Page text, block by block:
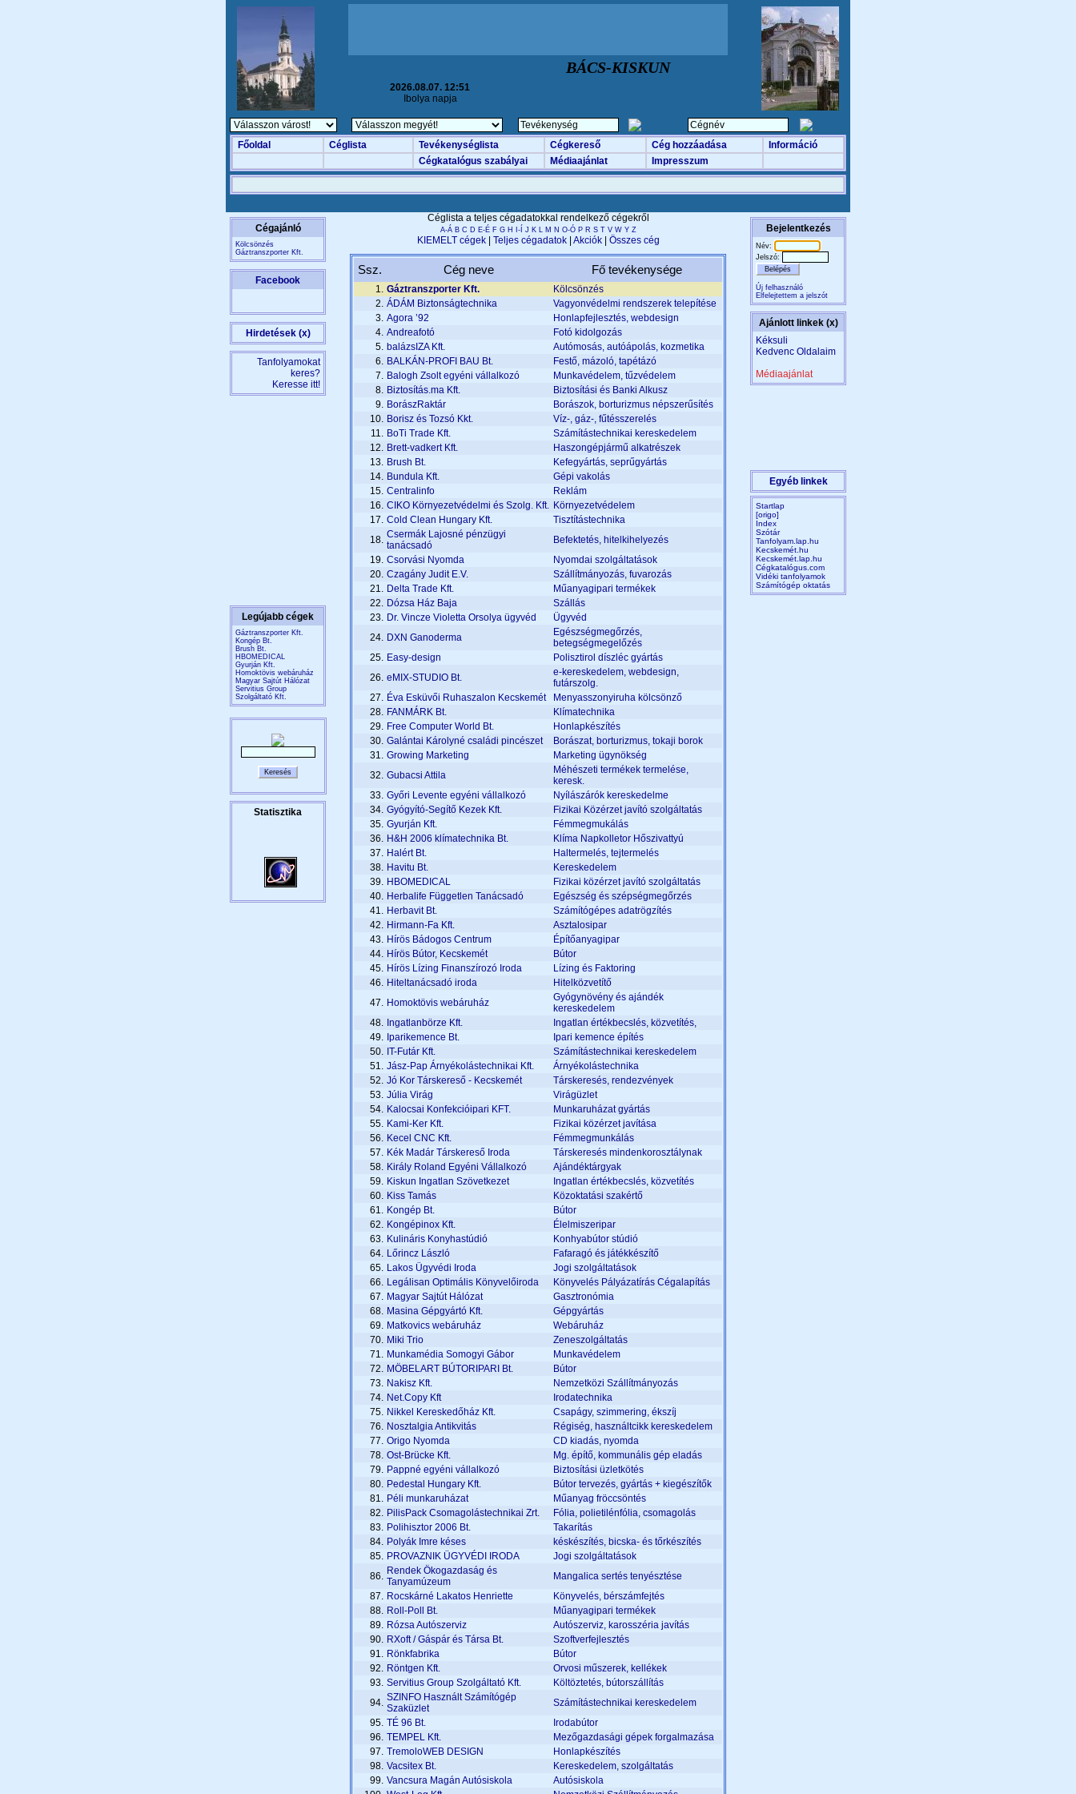
2026.08.07. 12:51
Ibolya napja
BÁCS-KISKUN
Főoldal Céglista Tevékenységlista Cégkereső Cég hozzáadása
Információ
Cégkatalógus szabályai
Médiaajánlat Impresszum
Cégajánló
Kölcsönzés
Gáztranszporter Kft.
Facebook
Hirdetések (x)
Tanfolyamokat
keres?
Keresse itt!
Legújabb cégek
Gáztranszporter Kft.
Kongép Bt.
Brush Bt.
HBOMEDICAL
Gyurján Kft.
Homoktövis webáruház
Magyar Sajtút Hálózat
Servitius Group
Szolgáltató Kft.
Céglista a teljes cégadatokkal rendelkező cégekről
A-Á B C D E-É F G H I-Í J K L M N O-Ó P R S T V W Y Z
KIEMELT cégek| Teljes cégadatok| Akciók| Összes cég
Ssz. Cég neve Fő tevékenysége
1. Gáztranszporter Kft.
Kölcsönzés
2. ÁDÁM Biztonságtechnika
Vagyonvédelmi rendszerek telepítése
3. Agora ’92
Honlapfejlesztés, webdesign
4. Andreafotó
Fotó kidolgozás
5. balázsIZA Kft.
Autómosás, autóápolás, kozmetika
6. BALKÁN-PROFI BAU Bt.
Festő, mázoló, tapétázó
7. Balogh Zsolt egyéni vállalkozó
Munkavédelem, tűzvédelem
8. Biztosítás.ma Kft.
Biztosítási és Banki Alkusz
9. BorászRaktár
Borászok, borturizmus népszerűsítés
10. Borisz és Tozsó Kkt.
Víz-, gáz-, fűtésszerelés
11. BoTi Trade Kft.
Számítástechnikai kereskedelem
12. Brett-vadkert Kft.
Haszongépjármű alkatrészek
13. Brush Bt.
Kefegyártás, seprűgyártás
14. Bundula Kft.
Gépi vakolás
15. Centralinfo
Reklám
16. CIKO Környezetvédelmi és Szolg. Kft. Környezetvédelem
17. Cold Clean Hungary Kft.
Tisztítástechnika
18. Csermák Lajosné pénzügyi
tanácsadó
Befektetés, hitelkihelyezés
19. Csorvási Nyomda
Nyomdai szolgáltatások
20. Czagány Judit E.V.
Szállítmányozás, fuvarozás
21. Delta Trade Kft.
Műanyagipari termékek
22. Dózsa Ház Baja
Szállás
23. Dr. Vincze Violetta Orsolya ügyvéd
Ügyvéd
24. DXN Ganoderma
Egészségmegőrzés,
betegségmegelőzés
25. Easy-design
Polisztirol díszléc gyártás
26. eMIX-STUDIO Bt.
e-kereskedelem, webdesign,
futárszolg.
27. Éva Esküvői Ruhaszalon Kecskemét
Menyasszonyiruha kölcsönző
28. FANMÁRK Bt.
Klímatechnika
29. Free Computer World Bt.
Honlapkészítés
30. Galántai Károlyné családi pincészet
Borászat, borturizmus, tokaji borok
31. Growing Marketing
Marketing ügynökség
32. Gubacsi Attila
Méhészeti termékek termelése,
keresk.
33. Győri Levente egyéni vállalkozó
Nyílászárók kereskedelme
34. Gyógyító-Segítő Kezek Kft.
Fizikai Közérzet javító szolgáltatás
35. Gyurján Kft.
Fémmegmukálás
36. H&H 2006 klímatechnika Bt.
Klíma Napkolletor Hőszivattyú
37. Halért Bt.
Haltermelés, tejtermelés
38. Havitu Bt.
Kereskedelem
39. HBOMEDICAL
Fizikai közérzet javító szolgáltatás
40. Herbalife Független Tanácsadó
Egészség és szépségmegőrzés
41. Herbavit Bt.
Számítógépes adatrögzítés
42. Hirmann-Fa Kft.
Asztalosipar
43. Hírös Bádogos Centrum
Építőanyagipar
44. Hírös Bútor, Kecskemét
Bútor
45. Hírös Lízing Finanszírozó Iroda
Lízing és Faktoring
46. Hiteltanácsadó iroda
Hitelközvetítő
47. Homoktövis webáruház
Gyógynövény és ajándék
kereskedelem
48. Ingatlanbörze Kft.
Ingatlan értékbecslés, közvetítés,
49. Iparikemence Bt.
Ipari kemence építés
50. IT-Futár Kft.
Számítástechnikai kereskedelem
51. Jász-Pap Árnyékolástechnikai Kft.
Árnyékolástechnika
52. Jó Kor Társkereső - Kecskemét
Társkeresés, rendezvények
53. Júlia Virág
Virágüzlet
54. Kalocsai Konfekcióipari KFT.
Munkaruházat gyártás
55. Kami-Ker Kft.
Fizikai közérzet javítása
56. Kecel CNC Kft.
Fémmegmunkálás
57. Kék Madár Társkereső Iroda
Társkeresés mindenkorosztálynak
58. Király Roland Egyéni Vállalkozó
Ajándéktárgyak
59. Kiskun Ingatlan Szövetkezet
Ingatlan értékbecslés, közvetítés
60. Kiss Tamás
Közoktatási szakértő
61. Kongép Bt.
Bútor
62. Kongépinox Kft.
Élelmiszeripar
63. Kulináris Konyhastúdió
Konhyabútor stúdió
64. Lőrincz László
Fafaragó és játékkészítő
65. Lakos Ügyvédi Iroda
Jogi szolgáltatások
66. Legálisan Optimális Könyvelőiroda
Könyvelés Pályázatírás Cégalapítás
67. Magyar Sajtút Hálózat
Gasztronómia
68. Masina Gépgyártó Kft.
Gépgyártás
69. Matkovics webáruház
Webáruház
70. Miki Trio
Zeneszolgáltatás
71. Munkamédia Somogyi Gábor
Munkavédelem
72. MÖBELART BÚTORIPARI Bt.
Bútor
73. Nakisz Kft.
Nemzetközi Szállítmányozás
74. Net.Copy Kft
Irodatechnika
75. Nikkel Kereskedőház Kft.
Csapágy, szimmering, ékszíj
76. Nosztalgia Antikvitás
Régiség, használtcikk kereskedelem
77. Origo Nyomda
CD kiadás, nyomda
78. Ost-Brücke Kft.
Mg. építő, kommunális gép eladás
79. Pappné egyéni vállalkozó
Biztosítási üzletkötés
80. Pedestal Hungary Kft.
Bútor tervezés, gyártás + kiegészítők
81. Péli munkaruházat
Műanyag fröccsöntés
82. PilisPack Csomagolástechnikai Zrt.
Fólia, polietilénfólia, csomagolás
83. Polihisztor 2006 Bt.
Takarítás
84. Polyák Imre késes
késkészítés, bicska- és tőrkészítés
85. PROVAZNIK ÜGYVÉDI IRODA
Jogi szolgáltatások
86. Rendek Ökogazdaság és
Tanyamúzeum
Mangalica sertés tenyésztése
87. Rocskárné Lakatos Henriette
Könyvelés, bérszámfejtés
88. Roll-Poll Bt.
Műanyagipari termékek
89. Rózsa Autószerviz
Autószerviz, karosszéria javítás
90. RXoft / Gáspár és Társa Bt.
Szoftverfejlesztés
91. Rönkfabrika
Bútor
92. Röntgen Kft.
Orvosi műszerek, kellékek
93. Servitius Group Szolgáltató Kft.
Költöztetés, bútorszállítás
94. SZINFO Használt Számítógép
Szaküzlet
Számítástechnikai kereskedelem
95. TÉ 96 Bt.
Irodabútor
96. TEMPEL Kft.
Mezőgazdasági gépek forgalmazása
97. TremoloWEB DESIGN
Honlapkészítés
98. Vacsitex Bt.
Kereskedelem, szolgáltatás
99. Vancsura Magán Autósiskola
Autósiskola
Bejelentkezés
Név:
Jelszó:
Új felhasználó
Elfelejtettem a jelszót
Ajánlott linkek (x)
Kéksuli
Kedvenc Oldalaim
Médiaajánlat
Egyéb linkek
Startlap
[origo]
Index
Szótár
Tanfolyam.lap.hu
Kecskemét.hu
Kecskemét.lap.hu
Cégkatalógus.com
Vidéki tanfolyamok
Számítógép oktatás